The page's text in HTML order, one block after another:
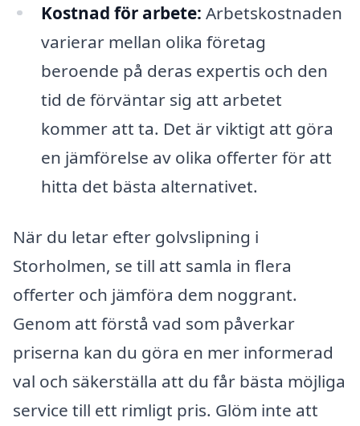
Kostnad för arbete: Arbetskostnaden
varierar mellan olika företag
beroende på deras expertis och den
tid de förväntar sig att arbetet
kommer att ta. Det är viktigt att göra
en jämförelse av olika offerter för att
hitta det bästa alternativet.
När du letar efter golvslipning i
Storholmen, se till att samla in flera
offerter och jämföra dem noggrant.
Genom att förstå vad som påverkar
priserna kan du göra en mer informerad
val och säkerställa att du får bästa möjliga
service till ett rimligt pris. Glöm inte att